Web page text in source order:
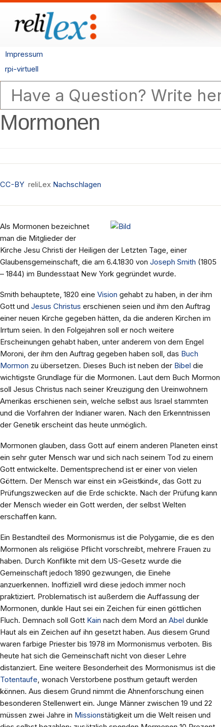
Impressum
rpi-virtuell
Mormonen
CC-BY reliLex Nachschlagen
Als Mormonen bezeichnet
man die Mitglieder der
Kirche Jesu Christi der Heiligen der Letzten Tage, einer
Glaubensgemeinschaft, die am 6.4.1830 von Joseph Smith (1805
– 1844) im Bundesstaat New York gegründet wurde.
Smith behauptete, 1820 eine Vision gehabt zu haben, in der ihm
Gott und Jesus Christus erschienen seien und ihm den Auftrag
einer neuen Kirche gegeben hätten, da die anderen Kirchen im
Irrtum seien. In den Folgejahren soll er noch weitere
Erscheinungen gehabt haben, unter anderem von dem Engel
Moroni, der ihm den Auftrag gegeben haben soll, das Buch
Mormon zu übersetzen. Dieses Buch ist neben der Bibel die
wichtigste Grundlage für die Mormonen. Laut dem Buch Mormon
soll Jesus Christus nach seiner Kreuzigung den Ureinwohnern
Amerikas erschienen sein, welche selbst aus Israel stammten
und die Vorfahren der Indianer waren. Nach den Erkenntnissen
der Genetik erscheint das heute unmöglich.
Mormonen glauben, dass Gott auf einem anderen Planeten einst
ein sehr guter Mensch war und sich nach seinem Tod zu einem
Gott entwickelte. Dementsprechend ist er einer von vielen
Göttern. Der Mensch war einst ein »Geistkind«, das Gott zu
Prüfungszwecken auf die Erde schickte. Nach der Prüfung kann
der Mensch wieder ein Gott werden, der selbst Welten
erschaffen kann.
Ein Bestandteil des Mormonismus ist die Polygamie, die es den
Mormonen als religiöse Pflicht vorschreibt, mehrere Frauen zu
haben. Durch Konflikte mit dem US-Gesetz wurde die
Gemeinschaft jedoch 1890 gezwungen, die Einehe
anzuerkennen. Inoffiziell wird diese jedoch immer noch
praktiziert. Problematisch ist außerdem die Auffassung der
Mormonen, dunkle Haut sei ein Zeichen für einen göttlichen
Fluch. Demnach soll Gott Kain nach dem Mord an Abel dunkle
Haut als ein Zeichen auf ihn gesetzt haben. Aus diesem Grund
waren farbige Priester bis 1978 im Mormonismus verboten. Bis
heute hat sich die Gemeinschaft nicht von dieser Lehre
distanziert. Eine weitere Besonderheit des Mormonismus ist die
Totentaufe, wonach Verstorbene posthum getauft werden
können. Aus diesem Grund nimmt die Ahnenforschung einen
besonderen Stellenwert ein. Junge Männer zwischen 19 und 22
müssen zwei Jahre in Missionstätigkeit um die Welt reisen und